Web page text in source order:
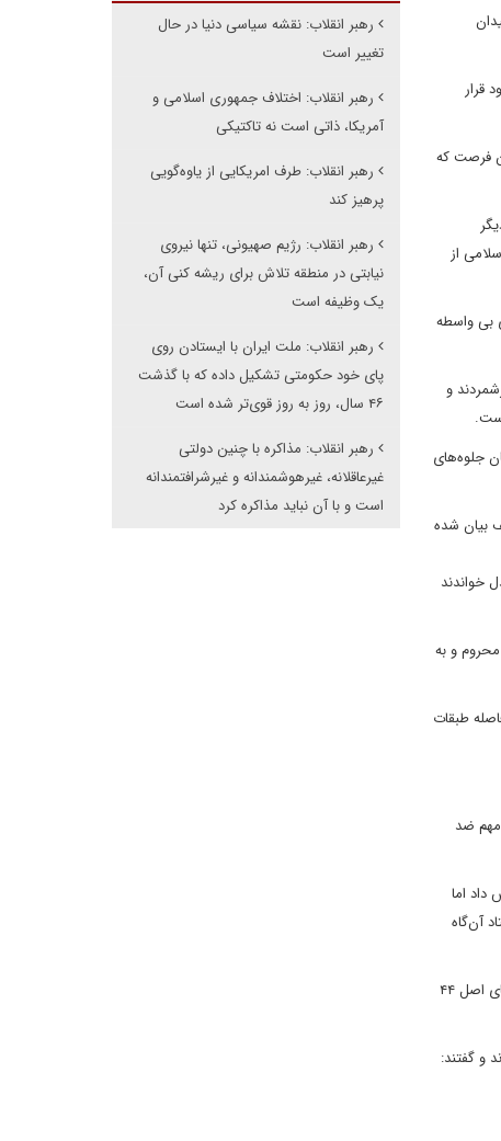
قرار
فرصت که
از
بی واسطه
و
جلوه‌های
بیان شده
خواندند
و به
طبقات
مهم ضد
داد اما
آن‌گاه
ایشان دولت را به حل موضوع تعارض منافع شخصی و عمومی در همه دستگاهها فراخواندند و افزودند: از جمله مظاهر فساد، تخلفات در اجرای سیاست‌های اصل ۴۴
و گفتند:
رهبر انقلاب: نقشه سیاسی دنیا در حال
تغییر است
رهبر انقلاب: اختلاف جمهوری اسلامی و
آمریکا، ذاتی است نه تاکتیکی
رهبر انقلاب: طرف امریکایی از یاوه‌گویی
پرهیز کند
رهبر انقلاب: رژیم صهیونی، تنها نیروی
نیابتی در منطقه تلاش برای ریشه کنی آن،
یک وظیفه است
رهبر انقلاب: ملت ایران با ایستادن روی
پای خود حکومتی تشکیل داده که با گذشت
۴۶ سال، روز به روز قوی‌تر شده است
رهبر انقلاب: مذاکره با چنین دولتی
غیرعاقلانه، غیرهوشمندانه و غیرشرافتمندانه
است و با آن نباید مذاکره کرد